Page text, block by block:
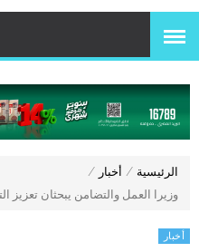
الرئيسية ⁄ أخبار ⁄
وزيرا العمل والتضامن يبحثان
أخبار